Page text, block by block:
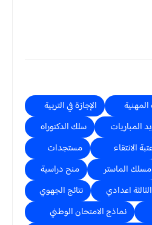
المهنية
الإجازة في التربية
المباريات
سلك الدكتوراه
الانتقاء
مستجدات
مسلك الماستر
منح دراسية
اعدادي
نتائج الجهوي
نماذج الامتحان الوطني